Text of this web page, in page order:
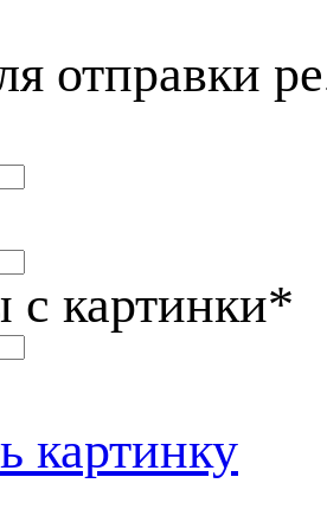
отправки
картинки*
картинку